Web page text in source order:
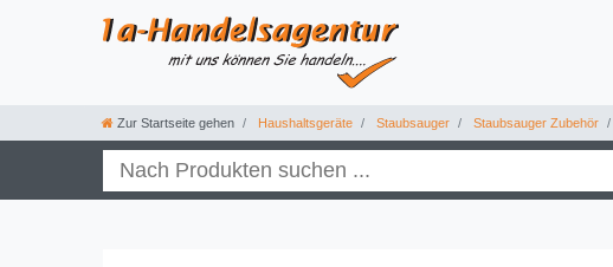
Zur Startseite gehen Haushaltsgeräte Staubsauger Staubsauger Zubehör